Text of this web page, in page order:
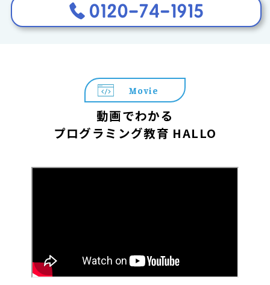
Movie
動画でわかる
プログラミング教育 HALLO